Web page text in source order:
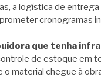
a logística de
cronogramas
que tenha
de estoque em
o material chegue à